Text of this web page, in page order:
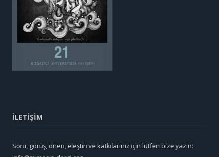
İLETİŞİM
Soru, görüş, öneri, eleştiri ve katkılarınız için lütfen bize yazın: